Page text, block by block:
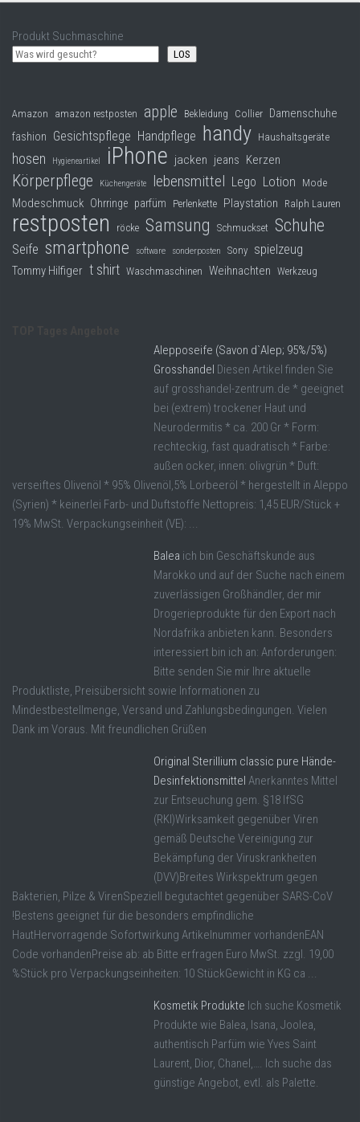
Produkt Suchmaschine
LOS
Amazon amazon restposten apple Bekleidung Collier Damenschuhe
fashion Gesichtspflege Handpflege handy Haushaltsgeräte
hosen Hygieneartikel iPhone jacken jeans Kerzen
Körperpflege Küchengeräte lebensmittel Lego Lotion Mode
Modeschmuck Ohrringe parfüm Perlenkette Playstation Ralph Lauren
restposten röcke Samsung Schmuckset Schuhe
Seife smartphone software sonderposten Sony spielzeug
Tommy Hilfiger t shirt Waschmaschinen Weihnachten Werkzeug
Alepposeife (Savon d`Alep; 95%/5%)
Grosshandel Diesen Artikel finden Sie
auf grosshandel-zentrum.de * geeignet
bei (extrem) trockener Haut und
Neurodermitis * ca. 200 Gr * Form:
rechteckig, fast quadratisch * Farbe:
außen ocker, innen: olivgrün * Duft:
verseiftes Olivenöl * 95% Olivenöl,5% Lorbeeröl * hergestellt in Aleppo
(Syrien) * keinerlei Farb- und Duftstoffe Nettopreis: 1,45 EUR/Stück +
19% MwSt. Verpackungseinheit (VE): ...
Balea ich bin Geschäftskunde aus
Marokko und auf der Suche nach einem
zuverlässigen Großhändler, der mir
Drogerieprodukte für den Export nach
Nordafrika anbieten kann. Besonders
interessiert bin ich an: Anforderungen:
Bitte senden Sie mir Ihre aktuelle
Produktliste, Preisübersicht sowie Informationen zu
Mindestbestellmenge, Versand und Zahlungsbedingungen. Vielen
Dank im Voraus. Mit freundlichen Grüßen
Original Sterillium classic pure Hände-
Desinfektionsmittel Anerkanntes Mittel
zur Entseuchung gem. §18 IfSG
(RKI)Wirksamkeit gegenüber Viren
gemäß Deutsche Vereinigung zur
Bekämpfung der Viruskrankheiten
(DVV)Breites Wirkspektrum gegen
Bakterien, Pilze & VirenSpeziell begutachtet gegenüber SARS-CoV
!Bestens geeignet für die besonders empfindliche
HautHervorragende Sofortwirkung Artikelnummer vorhandenEAN
Code vorhandenPreise ab: ab Bitte erfragen Euro MwSt. zzgl. 19,00
%Stück pro Verpackungseinheiten: 10 StückGewicht in KG ca ...
Kosmetik Produkte Ich suche Kosmetik
Produkte wie Balea, Isana, Joolea,
authentisch Parfüm wie Yves Saint
Laurent, Dior, Chanel,…. Ich suche das
günstige Angebot, evtl. als Palette.